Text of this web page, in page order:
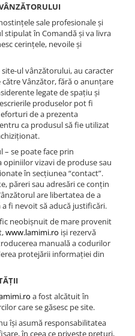
sale profesionale şi
în Comandă şi va livra
cerinţele, nevoile şi
ul vânzătorului, au caracter
Vânzător, fără o anunţare
legate de spaţiu şi
produselor pot fi
de a prezenta
ca produsul să fie utilizat
se poate face prin
opiniilor vizavi de produse sau
în secțiunea “contact”.
păreri sau adresări ce conțin
are libertatea de a
fi nevoit să aducă justificări.
neobișnuit de mare provenit
www.lamimi.ro iși rezervă
manuală a codurilor
protejării informației din
a fost alcătuit în
care se găsesc pe site.
își asumă responsabilitatea
în ceea ce priveste prețuri,